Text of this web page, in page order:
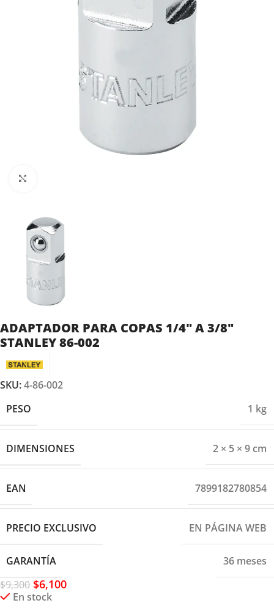
ADAPTADOR PARA COPAS 1/4″ A 3/8″
STANLEY 86-002
SKU:4-86-002
PESO
1 kg
DIMENSIONES 2 × 5 × 9 cm
EAN 7899182780854
PRECIO EXCLUSIVO EN PÁGINA WEB
GARANTÍA
36 meses
$9,300 $6,100
En stock